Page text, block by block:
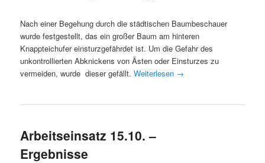
Nach einer Begehung durch die städtischen Baumbeschauer
wurde festgestellt, das ein großer Baum am hinteren
Knappteichufer einsturzgefährdet ist. Um die Gefahr des
unkontrollierten Abknickens von Ästen oder Einsturzes zu
vermeiden, wurde dieser gefällt.Weiterlesen →
Arbeitseinsatz 15.10. –
Ergebnisse